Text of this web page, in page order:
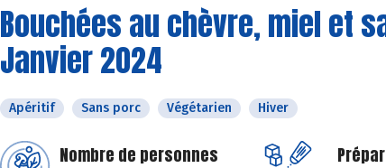
Bouchées au chèvre, miel et
Janvier 2024
Apéritif Sans porc Végétarien Hiver
Nombre de personnes